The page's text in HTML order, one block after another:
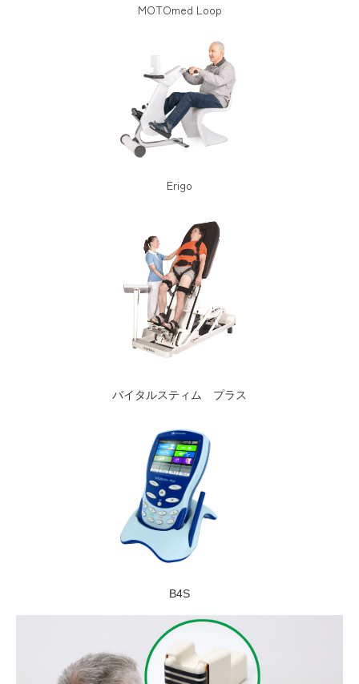
MOTOmed Loop
Erigo
バイタルスティム プラス
B4S